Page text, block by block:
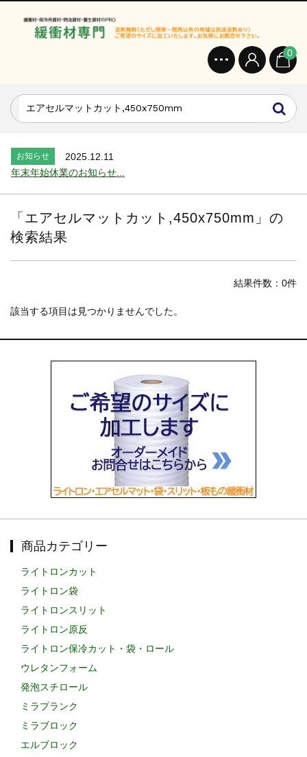
0
オンラインショップを開設いたしました。...
お知らせ
2026.7.24
お知らせ
2025.12.11
年末年始休業のお知らせ...
お知らせ
2024.2.27
全国へ確実・迅速に納品...
2026年 夏季休業のお知らせ...
年末年始休業のお知らせ...
2024.2.27
全国へ確実・迅速に納品...
2024.2.27
オンラインショップを開設いたしました。...
「エアセルマットカット,450x750mm 」の
検索結果
結果件数：0件
該当する項目は見つかりませんでした。
商品カテゴリー
ライトロンカット
ライトロン袋
ライトロンスリット
ライトロン原反
ライトロン保冷カット・袋・ロール
ウレタンフォーム
発泡スチロール
ミラプランク
ミラブロック
エルブロック